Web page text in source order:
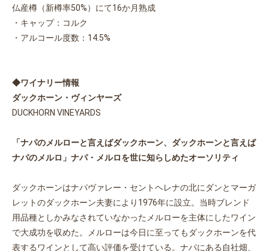
仏産樽（新樽率50%）にて16か月熟成
・キャップ：コルク
・アルコール度数：14.5%
◆ワイナリー情報
ダックホーン・ヴィンヤーズ
DUCKHORN VINEYARDS
「ナパのメルローと言えばダックホーン、ダックホーンと言えば
ナパのメルロ」ナパ・メルロを世に知らしめたオーソリティ
ダックホーンはナパヴァレー・セントヘレナの北にダンとマーガ
レットのダックホーン夫妻により1976年に設立。当時ブレンド
用品種としかみなされていなかったメルローを主体にしたワイン
で大成功を収めた。メルローは今日に至ってもダックホーンを代
表するワインとして高い評価を受けている。ナパにある自社畑、